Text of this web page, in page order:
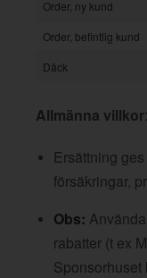
Order, ny kund
Order, befintlig kund
Däck
Allmänna villkor:
Ersättning
försäkringar,
Obs:
rabatter (t ex
Sponsorhuset